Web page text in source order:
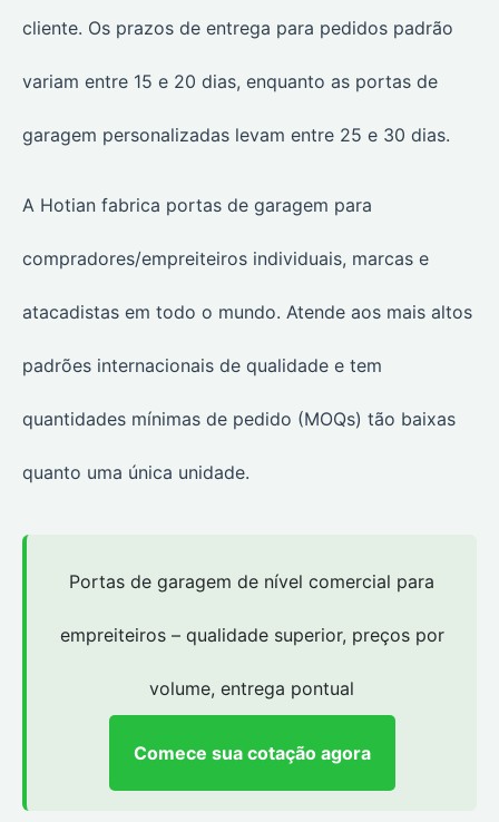
cliente. Os prazos de entrega para pedidos padrão
variam entre 15 e 20 dias, enquanto as portas de
garagem personalizadas levam entre 25 e 30 dias.
A Hotian fabrica portas de garagem para
compradores/empreiteiros individuais, marcas e
atacadistas em todo o mundo. Atende aos mais altos
padrões internacionais de qualidade e tem
quantidades mínimas de pedido (MOQs) tão baixas
quanto uma única unidade.
Portas de garagem de nível comercial para
empreiteiros – qualidade superior, preços por
volume, entrega pontual
Comece sua cotação agora